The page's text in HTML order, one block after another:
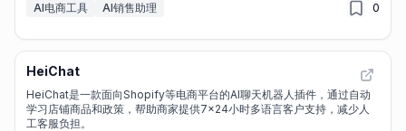
AI电商工具 AI销售助理 0
HeiChat
HeiChat是一款面向Shopify等电商平台的AI聊天机器人插件，通过自动
学习店铺商品和政策，帮助商家提供7x24小时多语言客户支持，减少人
工客服负担。